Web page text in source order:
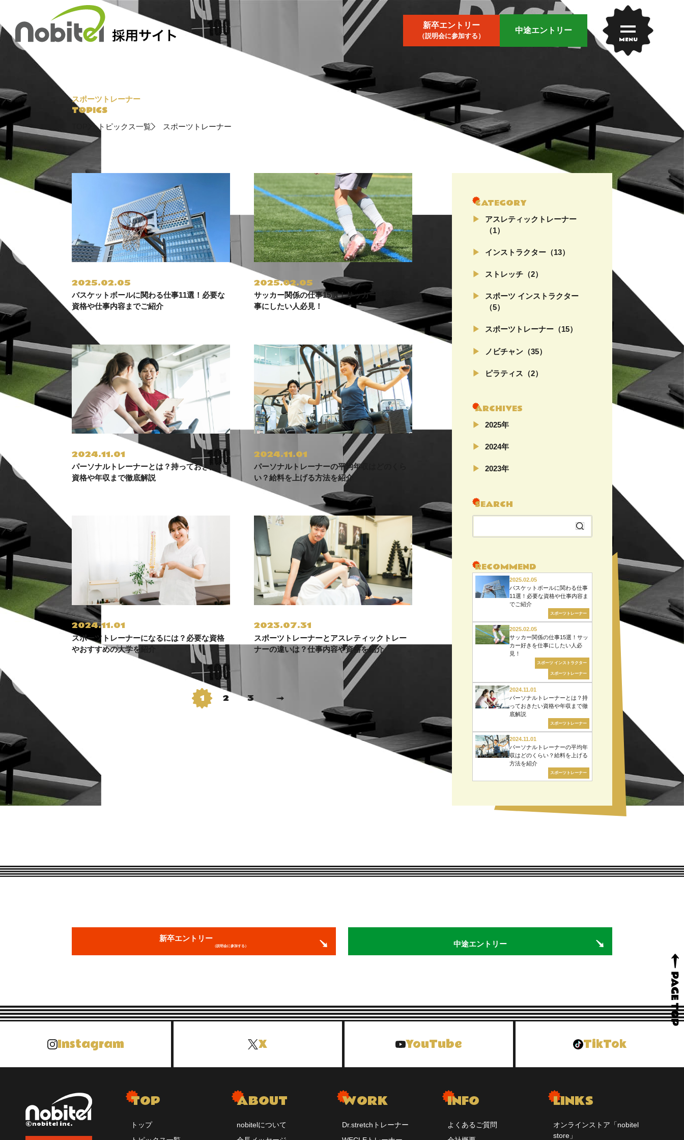
content
新卒エントリー
（説明会に参加する）
中途エントリー
MENU
トピックス一覧 スポーツトレーナー
スポーツトレーナー
2025.02.05
バスケットボールに関わる仕事11選！必要な
資格や仕事内容までご紹介
2025.02.05
サッカー関係の仕事15選！サッカー好きを仕
事にしたい人必見！
2024.11.01
パーソナルトレーナーとは？持っておきたい
資格や年収まで徹底解説
2024.11.01
パーソナルトレーナーの平均年収はどのくら
い？給料を上げる方法を紹介
2024.11.01
スポーツトレーナーになるには？必要な資格
やおすすめの大学を紹介
2023.07.31
スポーツトレーナーとアスレティックトレー
ナーの違いは？仕事内容や資格を紹介
ジ
1 2 3
次へ
CATEGORY
アスレティックトレーナー
（1）
インストラクター（13）
ストレッチ（2）
スポーツ インストラクター
（5）
スポーツトレーナー（15）
ノビチャン（35）
ピラティス（2）
ARCHIVES
2025年
2024年
2023年
07月（6）
06月（6）
SEARCH
検
索
RECOMMEND
2025.02.05
バスケットボールに関わる仕事
11選！必要な資格や仕事内容ま
でご紹介
スポーツトレーナー
2025.02.05
サッカー関係の仕事15選！サッ
カー好きを仕事にしたい人必
見！
スポーツ インストラクター
スポーツトレーナー
2024.11.01
パーソナルトレーナーとは？持
っておきたい資格や年収まで徹
底解説
スポーツトレーナー
2024.11.01
パーソナルトレーナーの平均年
収はどのくらい？給料を上げる
方法を紹介
スポーツトレーナー
新卒エントリー
（説明会に参加する） 中途エントリー
Instagram X YouTube TikTok
©nobitel inc.
TOP
トップ
ABOUT
nobitelについて
WORK
Dr.stretchトレーナー
INFO
よくあるご質問
LINKS
オンラインストア「nobitel
store」